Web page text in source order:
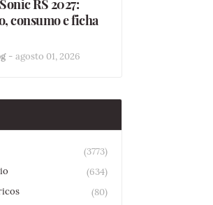
RS 2027:
consumo e ficha
- agosto 01, 2026
(3773)
(634)
(80)